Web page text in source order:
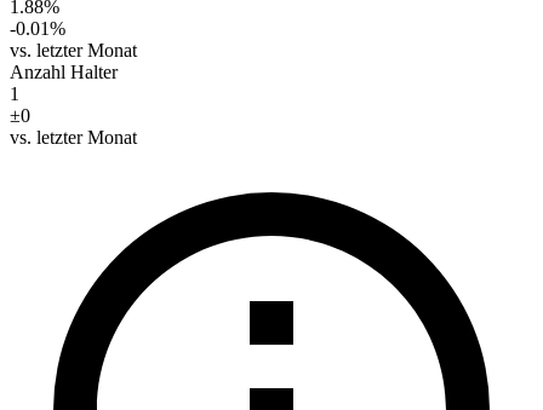
1.88%
-0.01%
vs. letzter Monat
Anzahl Halter
1
±0
vs. letzter Monat